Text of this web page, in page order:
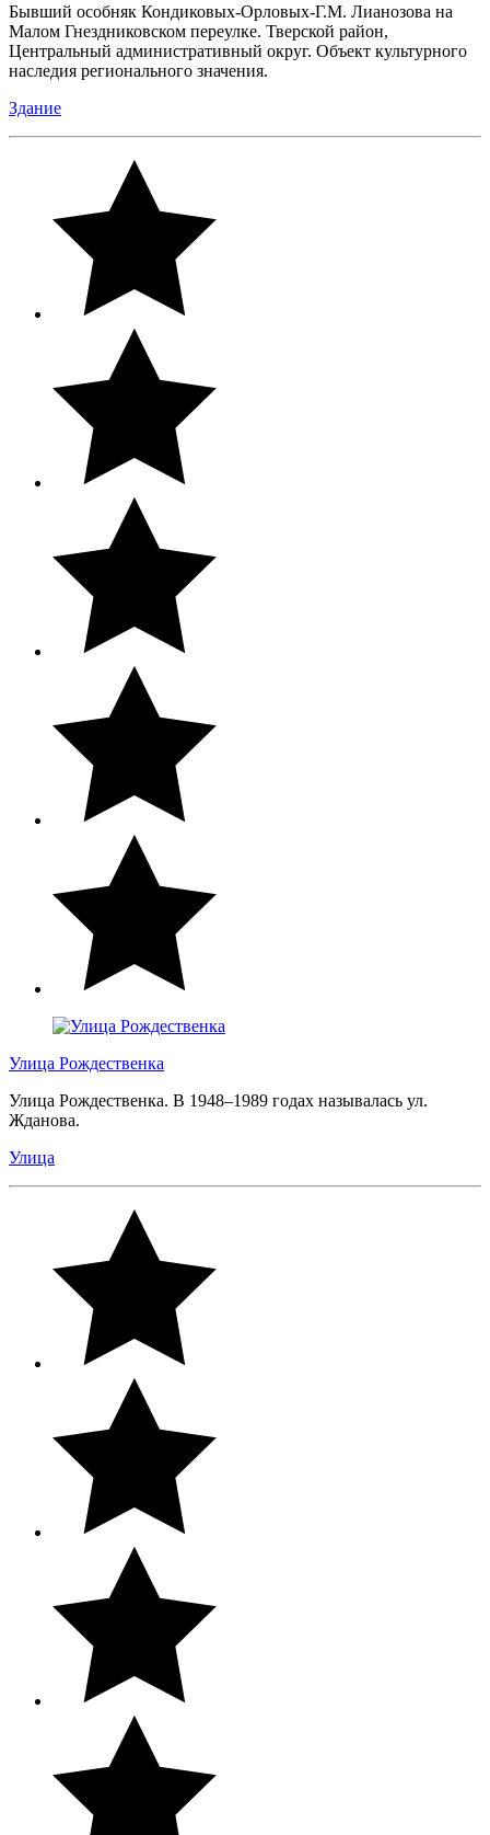
Бывший особняк Кондиковых-Орловых-Г.М. Лианозова на
Малом Гнездниковском переулке. Тверской район,
Центральный административный округ. Объект культурного
наследия регионального значения.
Здание
Улица Рождественка
Улица Рождественка. В 1948–1989 годах называлась ул.
Жданова.
Улица